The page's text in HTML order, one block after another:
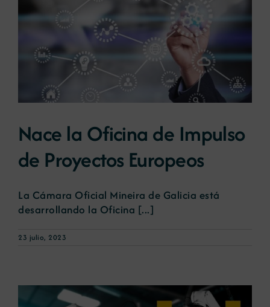
Nace la Oficina de Impulso
de Proyectos Europeos
La Cámara Oficial Mineira de Galicia está
desarrollando la Oficina [...]
23 julio, 2023